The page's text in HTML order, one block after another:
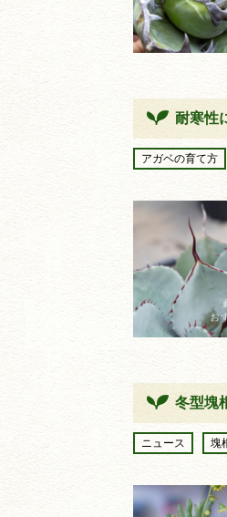
耐寒性
アガベの育て方
冬型塊
ニュース 塊